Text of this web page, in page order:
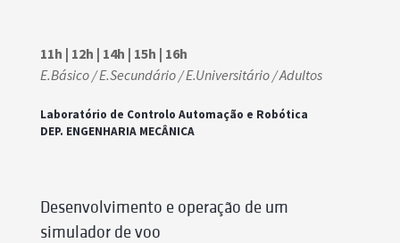
11h | 12h | 14h | 15h | 16h
E.Básico / E.Secundário / E.Universitário / Adultos
Laboratório de Controlo Automação e Robótica
DEP. ENGENHARIA MECÂNICA
Desenvolvimento e operação de um
simulador de voo